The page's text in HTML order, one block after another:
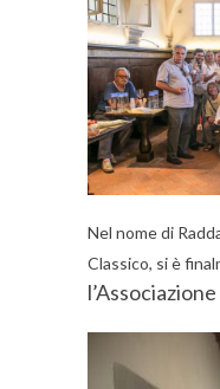
Nel nome di
Classico, si è
l’Associazione